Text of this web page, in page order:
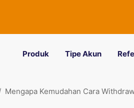
Produk Tipe Akun
Mengapa Kemudahan Cara